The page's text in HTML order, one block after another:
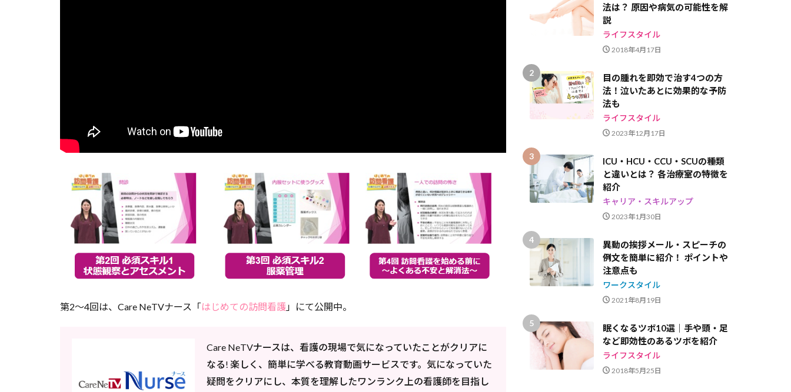
第2～4回は、Care NeTVナース「はじめての訪問看護 」にて公開中。
Care NeTVナースは、看護の現場で気になっていたことがクリアに
なる! 楽しく、簡単に学べる教育動画サービスです。気になっていた
疑問をクリアにし、本質を理解したワンランク上の看護師を目指し
法は？ 原因や病気の可能性を解
説
ライフスタイル
2018年4月17日
目の腫れを即効で治す4つの方
法！泣いたあとに効果的な予防
法も
ライフスタイル
2023年12月17日
ICU・HCU・CCU・SCUの種類
と違いとは？ 各治療室の特徴を
紹介
キャリア・スキルアップ
2023年1月30日
異動の挨拶メール・スピーチの
例文を簡単に紹介！ ポイントや
注意点も
ワークスタイル
2021年8月19日
眠くなるツボ10選｜手や頭・足
など即効性のあるツボを紹介
ライフスタイル
2018年5月25日